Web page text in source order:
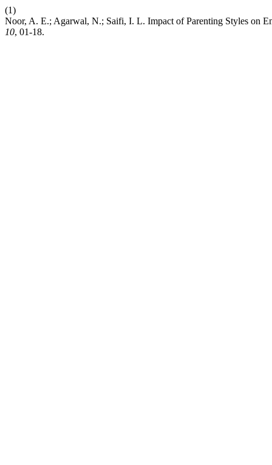
(1)
Noor, A. E.; Agarwal, N.; Saifi, I. L. Impact of Parenting Styles on
10, 01-18.